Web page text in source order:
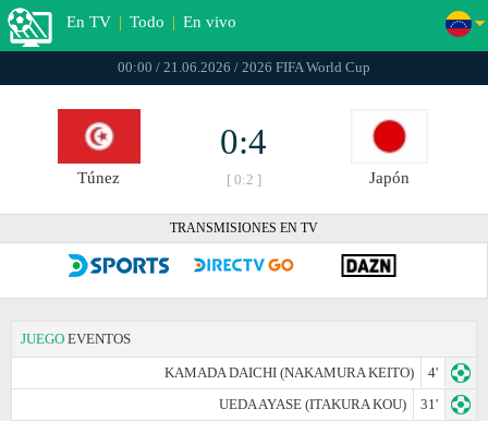
En TV | Todo | En vivo
00:00 / 21.06.2026 / 2026 FIFA World Cup
Túnez
0:4
[ 0:2 ] Japón
TRANSMISIONES EN TV
JUEGO EVENTOS
KAMADA DAICHI (NAKAMURA KEITO)
4'
UEDA AYASE (ITAKURA KOU)
31'